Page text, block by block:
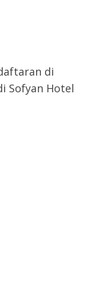
di
Sofyan Hotel